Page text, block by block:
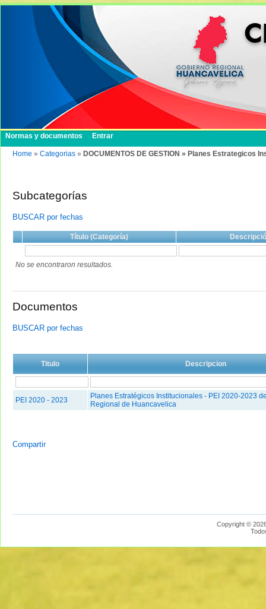
Normas y documentos Entrar
Home » Categorias » DOCUMENTOS DE GESTION » Planes Estrategicos
Subcategorías
BUSCAR por fechas
Título (Categoría)
No se encontraron resultados.
Documentos
BUSCAR por fechas
Titulo Descripcion
PEI 2020 - 2023
Planes Estratégicos Institucionales - PEI 2020-2023
Regional de Huancavelica
Compartir
Copyright ©